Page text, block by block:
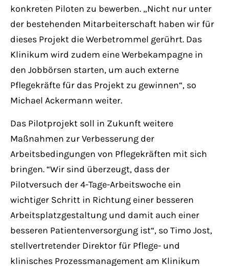
konkreten Piloten zu bewerben. „Nicht nur unter
der bestehenden Mitarbeiterschaft haben wir für
dieses Projekt die Werbetrommel gerührt. Das
Klinikum wird zudem eine Werbekampagne in
den Jobbörsen starten, um auch externe
Pflegekräfte für das Projekt zu gewinnen“, so
Michael Ackermann weiter.
Das Pilotprojekt soll in Zukunft weitere
Maßnahmen zur Verbesserung der
Arbeitsbedingungen von Pflegekräften mit sich
bringen. “Wir sind überzeugt, dass der
Pilotversuch der 4-Tage-Arbeitswoche ein
wichtiger Schritt in Richtung einer besseren
Arbeitsplatzgestaltung und damit auch einer
besseren Patientenversorgung ist“, so Timo Jost,
stellvertretender Direktor für Pflege- und
klinisches Prozessmanagement am Klinikum